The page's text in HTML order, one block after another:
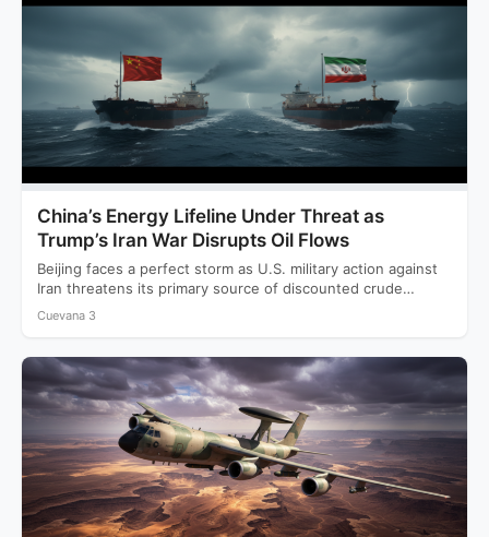
China’s Energy Lifeline Under Threat as
Trump’s Iran War Disrupts Oil Flows
Beijing faces a perfect storm as U.S. military action against
Iran threatens its primary source of discounted crude…
Cuevana 3